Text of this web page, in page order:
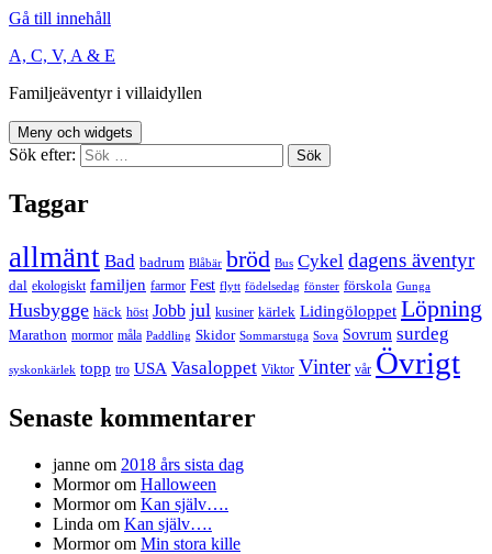
Gå till innehåll
A, C, V, A & E
Familjeäventyr i villaidyllen
Meny och widgets
Sök efter:
Taggar
allmänt Bad badrum Blåbär bröd Bus Cykel dagens äventyr
dal ekologiskt familjen farmor Fest flytt födelsedag fönster förskola Gunga
Husbygge häck höst Jobb jul kusiner kärlek Lidingöloppet Löpning
Marathon mormor måla Paddling Skidor Sommarstuga Sova Sovrum surdeg
syskonkärlek topp tro USA Vasaloppet Viktor Vinter vår Övrigt
Senaste kommentarer
janne om 2018 års sista dag
Mormorom Halloween
Mormorom Kan själv….
Linda om Kan själv….
Mormorom Min stora kille